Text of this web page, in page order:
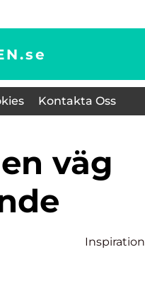
se
Kontakta Oss
Inspiration